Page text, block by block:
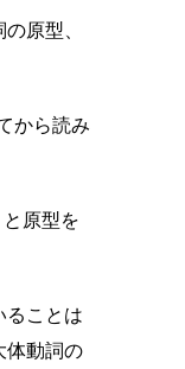
原型、
から読み
原型を
ることは
体動詞の